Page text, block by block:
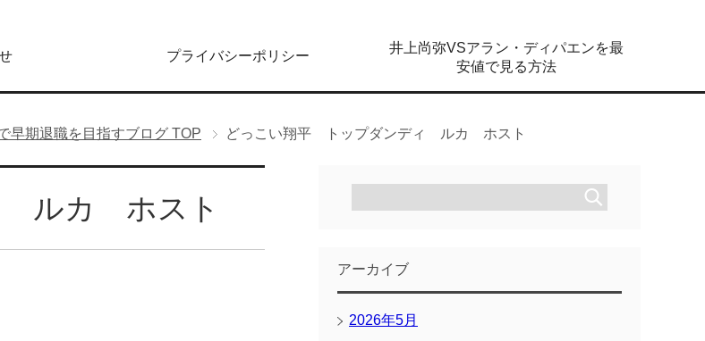
プライバシーポリシー
井上尚弥VSアラン・ディパエンを最
安値で見る方法
早期退職を目指すブログ TOP どっこい翔平 トップダンディ ルカ ホスト
ルカ ホスト
アーカイブ
2026年5月